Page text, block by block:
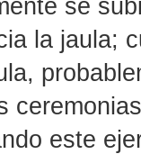
se
la jaula;
este